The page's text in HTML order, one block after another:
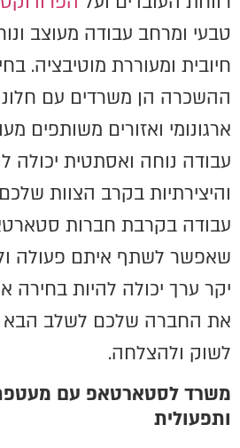
טבעי ומרחב עבודה מעוצב
חיובית ומעוררת מוטיבציה.
ההשכרה הן משרדים עם
ארגונומי ואזורים משותפים
עבודה נוחה ואסתטית יכולה
והיצירתיות בקרב הצוות
עבודה בקרבת חברות
שאפשר לשתף איתם פעולה
יקר ערך יכולה להיות
את החברה שלכם לשלב הבא
לשוק ולהצלחה.
משרד לסטארטאפ עם
ותפעולית